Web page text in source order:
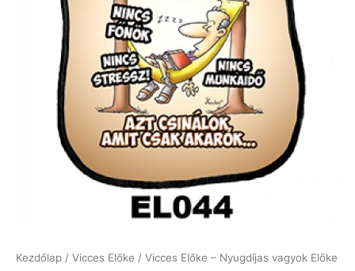
Kezdőlap / Vicces Előke / Vicces Előke – Nyugdíjas vagyok Előke